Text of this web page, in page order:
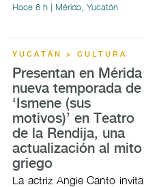
Hace 6 h | Mérida, Yucatán
YUCATÁN > CULTURA
Presentan en Mérida
nueva temporada de
‘Ismene (sus
motivos)’ en Teatro
de la Rendija, una
actualización al mito
griego
La actriz Angie Canto invita